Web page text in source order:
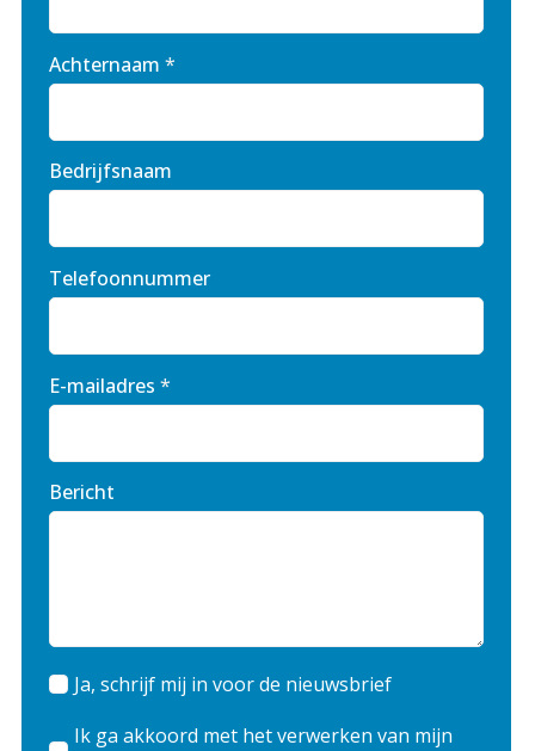
Achternaam *
Bedrijfsnaam
Telefoonnummer
E-mailadres *
Bericht
Ja, schrijf mij in voor de nieuwsbrief
Ik ga akkoord met het verwerken van mijn